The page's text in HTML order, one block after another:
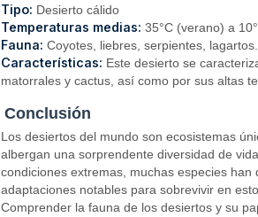
Tipo: Desierto cálido
Temperaturas medias: 35°C (verano) a
Fauna: Coyotes, liebres, serpientes, lagartos.
Características: Este desierto se
matorrales y cactus, así como por sus altas
Conclusión
Los desiertos del mundo son ecosistemas
albergan una sorprendente diversidad de
condiciones extremas, muchas especies han
adaptaciones notables para sobrevivir en
Comprender la fauna de los desiertos y su